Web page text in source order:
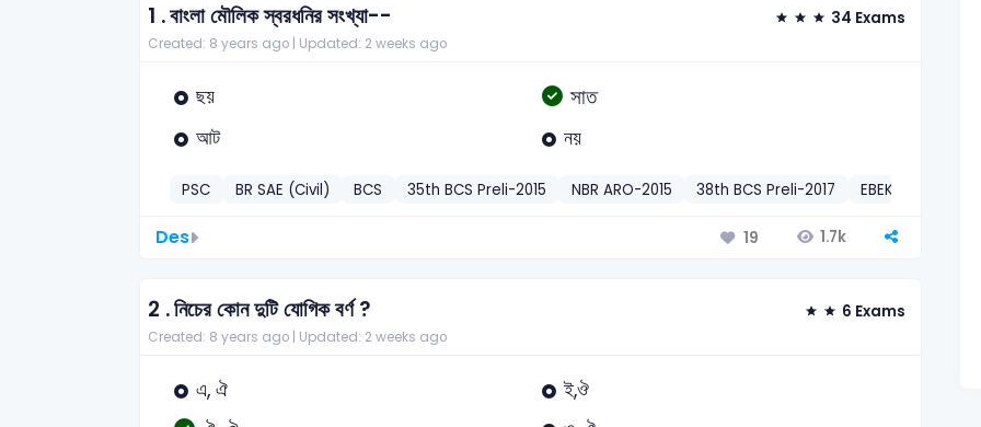
1 .বাংলা মৌলিক স্বরধনির সংখ্যা-- 34 Exams
Created: 8 years ago | Updated: 2 weeks ago
ছয় সাত
আট নয়
PSC BR SAE (Civil) BCS 35th BCS Preli-2015 NBR ARO-2015 38th BCS Preli-2017 EBEK District
Des 19 1.7k
2 .নিচের কোন দুটি যোগিক বর্ণ ? 6 Exams
Created: 8 years ago | Updated: 2 weeks ago
এ, ঐ ই,ঔ